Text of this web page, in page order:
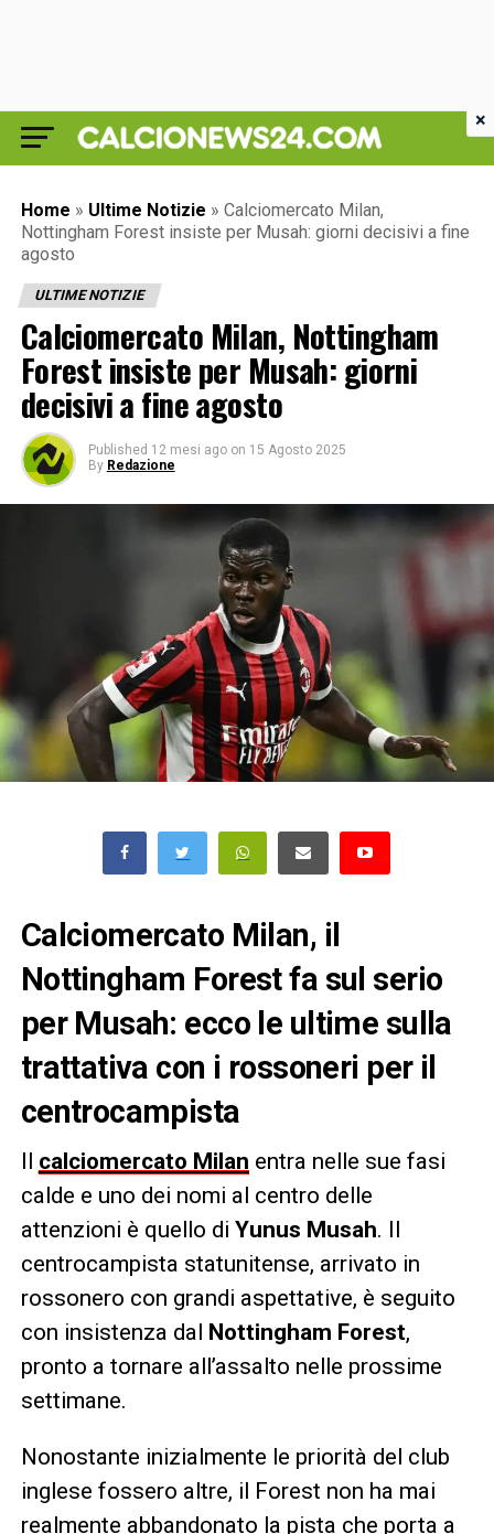
Home » Ultime Notizie » Calciomercato Milan,
Nottingham Forest insiste per Musah: giorni decisivi a fine
agosto
ULTIME NOTIZIE
Calciomercato Milan, Nottingham
Forest insiste per Musah: giorni
decisivi a fine agosto
Published 12 mesi ago on 15 Agosto 2025
By Redazione
Calciomercato Milan, il
Nottingham Forest fa sul serio
per Musah: ecco le ultime sulla
trattativa con i rossoneri per il
centrocampista
Il calciomercato Milan entra nelle sue fasi
calde e uno dei nomi al centro delle
attenzioni è quello di Yunus Musah. Il
centrocampista statunitense, arrivato in
rossonero con grandi aspettative, è seguito
con insistenza dal Nottingham Forest,
pronto a tornare all’assalto nelle prossime
settimane.
Nonostante inizialmente le priorità del club
inglese fossero altre, il Forest non ha mai
realmente abbandonato la pista che porta a
×